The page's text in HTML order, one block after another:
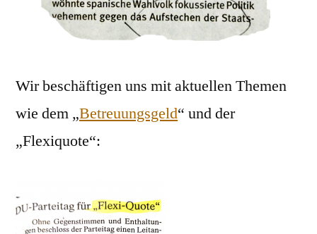
Wir beschäftigen uns mit aktuellen Themen
wie dem „Betreuungsgeld“ und der
„Flexiquote“: